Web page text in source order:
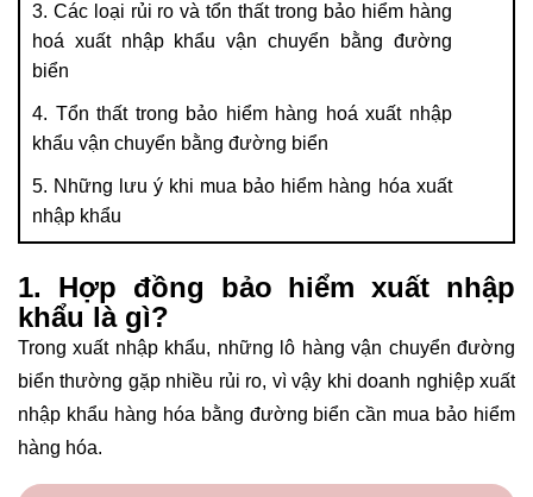
3. Các loại rủi ro và tổn thất trong bảo hiểm hàng
hoá xuất nhập khẩu vận chuyển bằng đường
biển
4. Tổn thất trong bảo hiểm hàng hoá xuất nhập
khẩu vận chuyển bằng đường biển
5. Những lưu ý khi mua bảo hiểm hàng hóa xuất
nhập khẩu
1. Hợp đồng bảo hiểm xuất nhập
khẩu là gì?
Trong xuất nhập khẩu, những lô hàng vận chuyển đường
biển thường gặp nhiều rủi ro, vì vậy khi doanh nghiệp xuất
nhập khẩu hàng hóa bằng đường biển cần mua bảo hiểm
hàng hóa.